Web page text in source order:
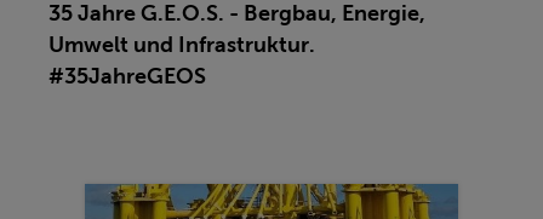
35 Jahre G.E.O.S. - Bergbau, Energie,
Umwelt und Infrastruktur.
#35JahreGEOS